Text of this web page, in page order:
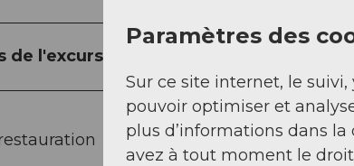
l'excursion
Paramètres des
Sur ce site internet, le
pouvoir optimiser et
plus d’informations dans
avez à tout moment le